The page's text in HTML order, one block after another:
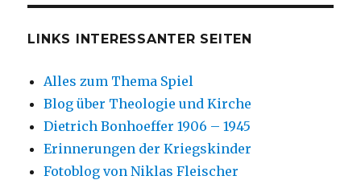
LINKS INTERESSANTER SEITEN
Alles zum Thema Spiel
Blog über Theologie und Kirche
Dietrich Bonhoeffer 1906 – 1945
Erinnerungen der Kriegskinder
Fotoblog von Niklas Fleischer